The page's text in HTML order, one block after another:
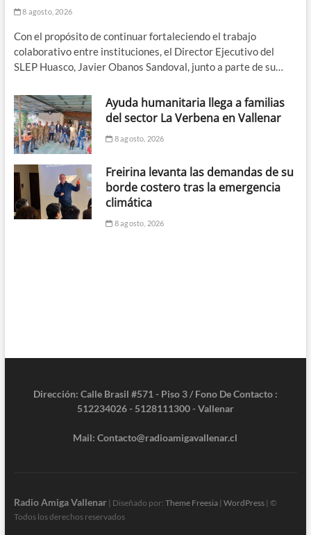
8 agosto, 2026
Con el propósito de continuar fortaleciendo el trabajo
colaborativo entre instituciones, el Director Ejecutivo del
SLEP Huasco, Javier Obanos Sandoval, junto a parte de su…
Ayuda humanitaria llega a familias
del sector La Verbena en Vallenar
8 agosto, 2026
Freirina levanta las demandas de su
borde costero tras la emergencia
climática
8 agosto, 2026
Dirección: Calle Brasil #571 - Piso 3 / Fono De Contacto :
512234026 - 5128111300 - Vallenar
Mail: Contacto@radioamigavallenar.cl
Radio Amiga Vallenar| Diseñado por: Theme Freesia| WordPress| ©
Todos los derechos reservados